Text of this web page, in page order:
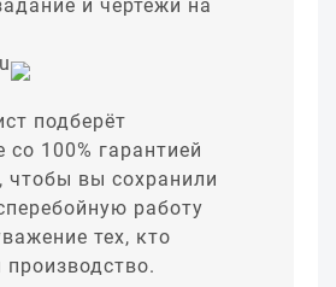
и чертежи на
подберёт
со 100% гарантией
чтобы вы сохранили
работу
тех, кто